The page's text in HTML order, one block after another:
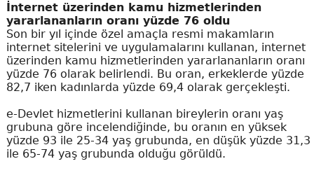
İnternet üzerinden kamu hizmetlerinden
yararlananların oranı yüzde 76 oldu
Son bir yıl içinde özel amaçla resmi makamların
internet sitelerini ve uygulamalarını kullanan, internet
üzerinden kamu hizmetlerinden yararlananların oranı
yüzde 76 olarak belirlendi. Bu oran, erkeklerde yüzde
82,7 iken kadınlarda yüzde 69,4 olarak gerçekleşti.
e-Devlet hizmetlerini kullanan bireylerin oranı yaş
grubuna göre incelendiğinde, bu oranın en yüksek
yüzde 93 ile 25-34 yaş grubunda, en düşük yüzde 31,3
ile 65-74 yaş grubunda olduğu görüldü.